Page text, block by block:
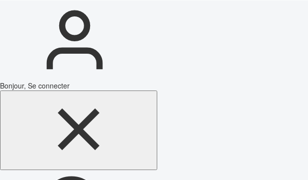
Bonjour, Se connecter